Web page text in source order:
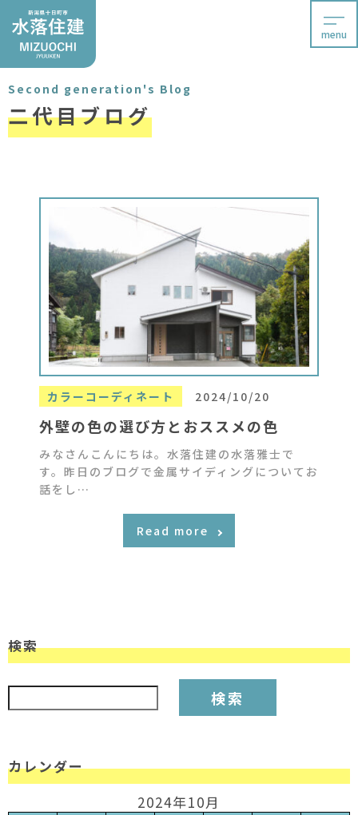
menu
Second generation's Blog
二代目ブログ
カラーコーディネート 2024/10/20
外壁の色の選び方とおススメの色
みなさんこんにちは。水落住建の水落雅士で
す。昨日のブログで金属サイディングについてお
話をし…
Read more
検索
検索:
カレンダー
2024年10月